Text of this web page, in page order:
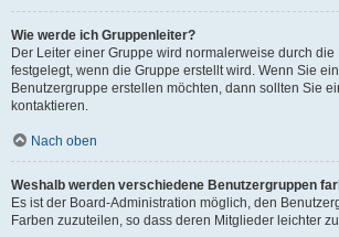
Wie werde ich Gruppenleiter?
Der Leiter einer Gruppe wird normalerweise durch
festgelegt, wenn die Gruppe erstellt wird. Wenn Sie
Benutzergruppe erstellen möchten, dann sollten Sie
kontaktieren.
Nach oben
Weshalb werden verschiedene Benutzergruppen
Es ist der Board-Administration möglich, den
Farben zuzuteilen, so dass deren Mitglieder leichter